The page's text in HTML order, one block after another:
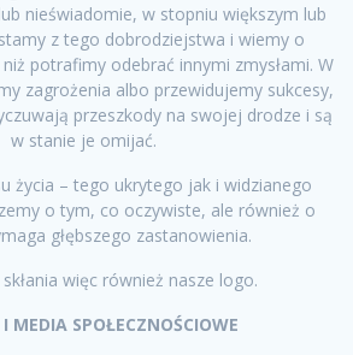
nieświadomie, w stopniu większym lub
z tego dobrodziejstwa i wiemy o
potrafimy odebrać innymi zmysłami. W
zagrożenia albo przewidujemy sukcesy,
przeszkody na swojej drodze i są
w stanie je omijać.
życia – tego ukrytego jak i widzianego
o tym, co oczywiste, ale również o
głębszego zastanowienia.
więc również nasze logo.
MEDIA SPOŁECZNOŚCIOWE